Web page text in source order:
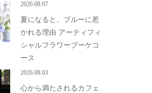
2026.08.07
夏になると、ブルーに惹
かれる理由 アーティフィ
シャルフラワーブーケコ
ース
2026.08.03
心から満たされるカフェ